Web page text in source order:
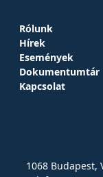
Rólunk
Hírek
Események
Dokumentumtár
Kapcsolat
1068 Budapest,